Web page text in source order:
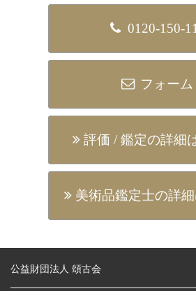
0120-150-
フォーム
評価 / 鑑定の詳細
美術品鑑定⼠の詳
公益財団法人 頌古会